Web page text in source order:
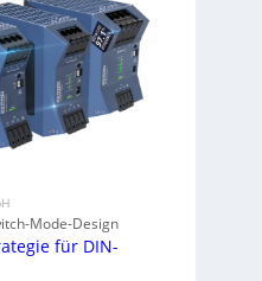
Mode-Design
für DIN-